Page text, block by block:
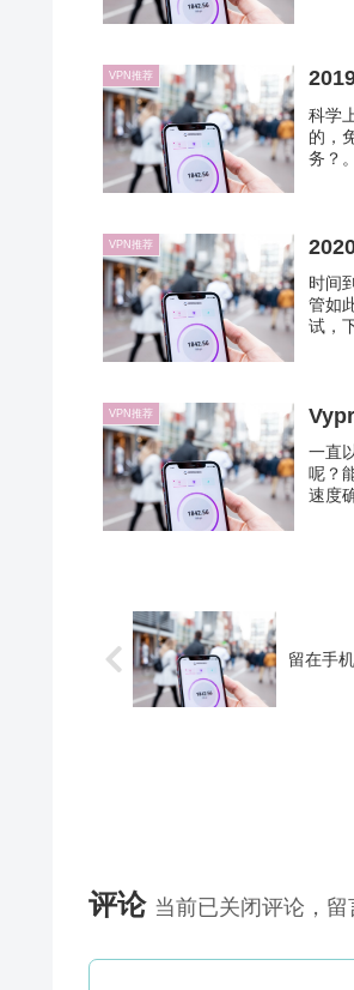
VPN推荐
科学
的，
务？
VPN推荐
时间
管如
试，
VPN推荐
一直
呢？
速度
留在手
评论 当前已关闭评论，留